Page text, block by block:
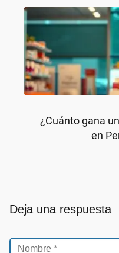
¿Cuánto gana
en
Deja una respuesta